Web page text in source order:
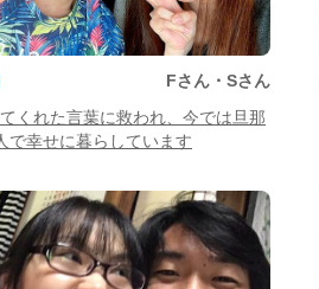
Fさん・Sさん
くれた言葉に救われ、今では旦那
で幸せに暮らしています